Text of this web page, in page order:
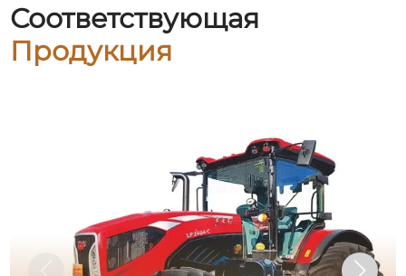
Соответствующая
Продукция